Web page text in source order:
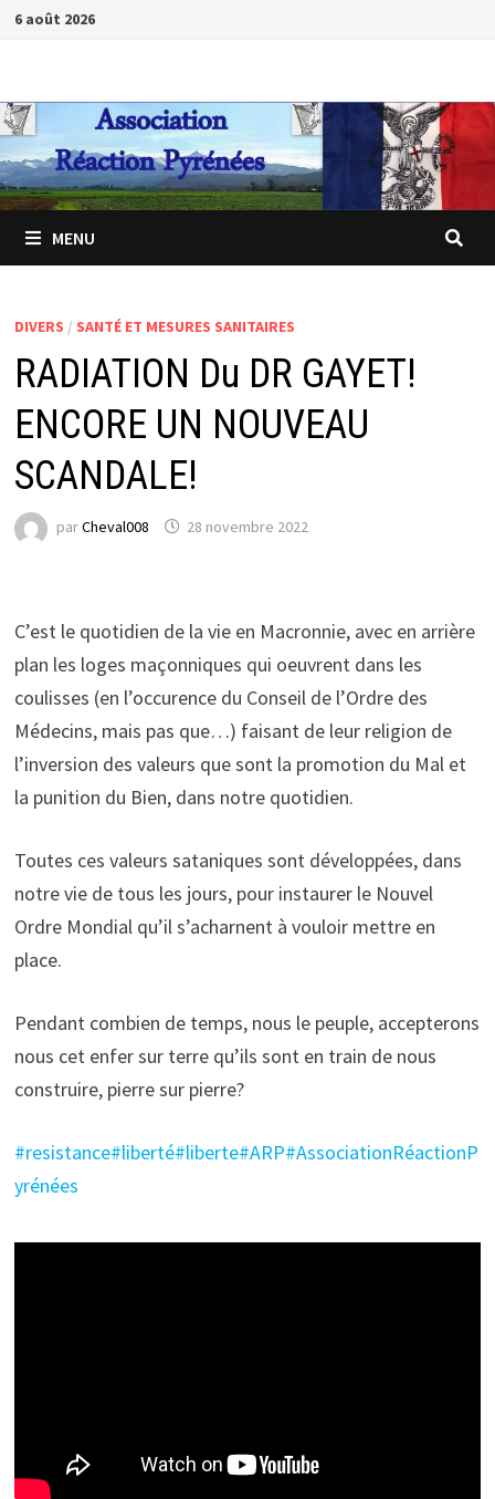
Passer
6 août 2026
MENU
DIVERS / SANTÉ ET MESURES SANITAIRES
RADIATION Du DR GAYET!
ENCORE UN NOUVEAU
SCANDALE!
parCheval008 28 novembre 2022
C’est le quotidien de la vie en Macronnie, avec en arrière
plan les loges maçonniques qui oeuvrent dans les
coulisses (en l’occurence du Conseil de l’Ordre des
Médecins, mais pas que…) faisant de leur religion de
l’inversion des valeurs que sont la promotion du Mal et
la punition du Bien, dans notre quotidien.
Toutes ces valeurs sataniques sont développées, dans
notre vie de tous les jours, pour instaurer le Nouvel
Ordre Mondial qu’il s’acharnent à vouloir mettre en
place.
Pendant combien de temps, nous le peuple, accepterons
nous cet enfer sur terre qu’ils sont en train de nous
construire, pierre sur pierre?
#resistance#liberté#liberte#ARP#AssociationRéactionP
yrénées